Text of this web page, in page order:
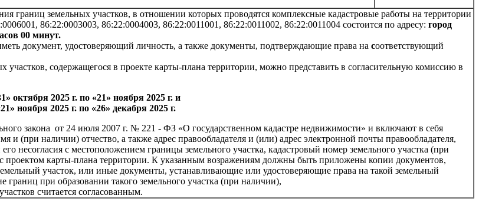
границ земельных участков, в отношении которых проводятся комплексные кадастровые работы на территории
86:22:0003003, 86:22:0004003, 86:22:0011001, 86:22:0011002, 86:22:0011004 состоится по адресу: город
00 минут.
документ, удостоверяющий личность, а также документы, подтверждающие права на соответствующий
содержащегося в проекте карты-плана территории, можно представить в согласительную комиссию в
октября 2025 г. по «21» ноября 2025 г. и
ноября 2025 г. по «26» декабря 2025 г.
закона от 24 июля 2007 г. № 221 - ФЗ «О государственном кадастре недвижимости» и включают в себя
(при наличии) отчество, а также адрес правообладателя и (или) адрес электронной почты правообладателя,
несогласия с местоположением границы земельного участка, кадастровый номер земельного участка (при
с проектом карты-плана территории. К указанным возражениям должны быть приложены копии документов,
участок, или иные документы, устанавливающие или удостоверяющие права на такой земельный
при образовании такого земельного участка (при наличии),
считается согласованным.